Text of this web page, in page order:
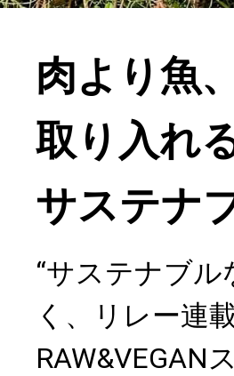
肉より魚
取り入れ
サステナ
“サステナブ
く、リレー連
RAW&VEGAN